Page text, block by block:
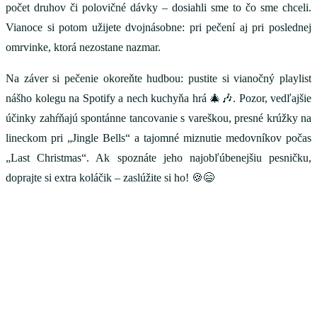
počet druhov či polovičné dávky – dosiahli sme to čo sme chceli.
Vianoce si potom užijete dvojnásobne: pri pečení aj pri poslednej
omrvinke, ktorá nezostane nazmar.
Na záver si pečenie okoreňte hudbou: pustite si vianočný playlist
nášho kolegu na Spotify a nech kuchyňa hrá 🎄🎶. Pozor, vedľajšie
účinky zahŕňajú spontánne tancovanie s vareškou, presné krúžky na
lineckom pri „Jingle Bells“ a tajomné miznutie medovníkov počas
„Last Christmas“. Ak spoznáte jeho najobľúbenejšiu pesničku,
doprajte si extra koláčik – zaslúžite si ho! 🍪😄